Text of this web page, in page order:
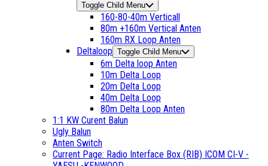
Toggle Child Menu
160-80-40m Verticall
80m +160m Vertical Anten
160m RX Loop Anten
Deltaloop Toggle Child Menu
6m Delta loop Anten
10m Delta Loop
20m Delta Loop
40m Delta Loop
80m Delta Loop Anten
1:1 KW Curent Balun
Ugly Balun
Anten Switch
Current Page: Radio Interface Box (RIB) ICOM CI-V -